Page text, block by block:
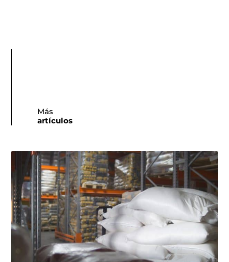
Más
artículos